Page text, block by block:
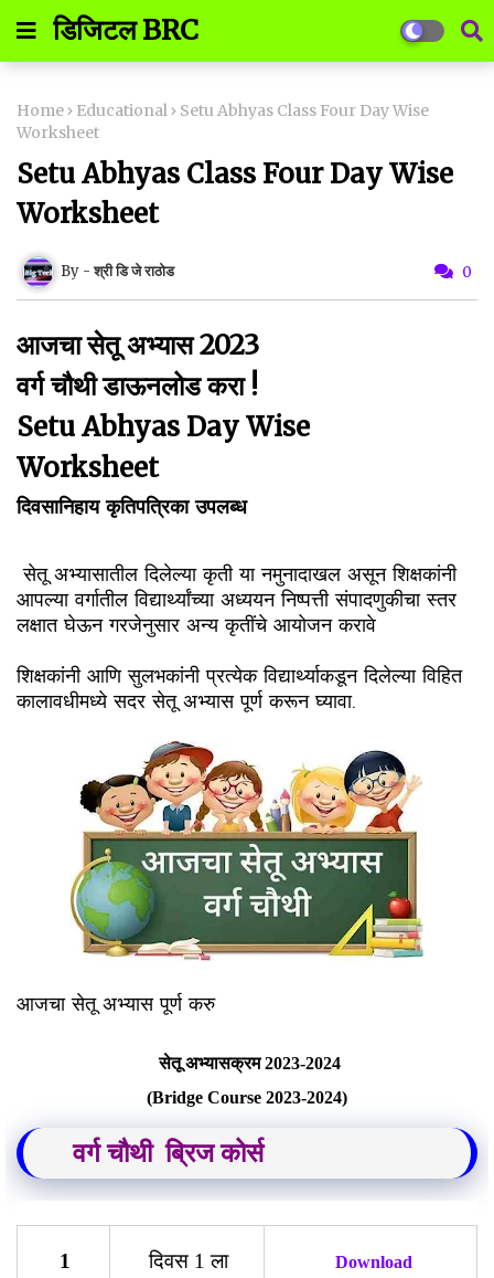
डिजिटल BRC
Home Educational
Setu Abhyas Class Four Day Wise
Worksheet
Setu Abhyas Class Four Day Wise
Worksheet
श्री डि जे राठोड 0
आजचा सेतू अभ्यास 2023
वर्ग चौथी डाऊनलोड करा !
Setu Abhyas Day Wise
Worksheet
दिवसानिहाय कृतिपत्रिका उपलब्ध
सेतू अभ्यासातील दिलेल्या कृती या नमुनादाखल असून शिक्षकांनी
आपल्या वर्गातील विद्यार्थ्यांच्या अध्ययन निष्पत्ती संपादणुकीचा स्तर
लक्षात घेऊन गरजेनुसार अन्य कृतींचे आयोजन करावे
शिक्षकांनी आणि सुलभकांनी प्रत्येक विद्यार्थ्याकडून दिलेल्या विहित
कालावधीमध्ये सदर सेतू अभ्यास पूर्ण करून घ्यावा.
आजचा सेतू अभ्यास पूर्ण करु
सेतू अभ्यासक्रम2023-2024
(Bridge Course 2023-2024)
वर्ग चौथी ब्रिज कोर्स
1 दिवस 1 ला Download